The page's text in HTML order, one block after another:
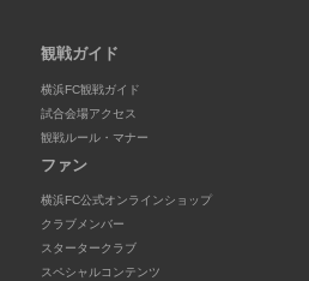
観戦ガイド
横浜FC観戦ガイド
試合会場アクセス
観戦ルール・マナー
ファン
横浜FC公式オンラインショップ
クラブメンバー
スタータークラブ
スペシャルコンテンツ